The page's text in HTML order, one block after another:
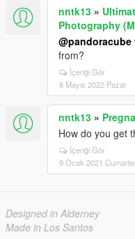
nntk13 »
Photography
@pandoracube
from?
İçeriği Gör
8 Mayıs 2022 Pazar
nntk13 »
How do you get
İçeriği Gör
9 Ocak 2021
Designed in Alderney
Made in Los Santos